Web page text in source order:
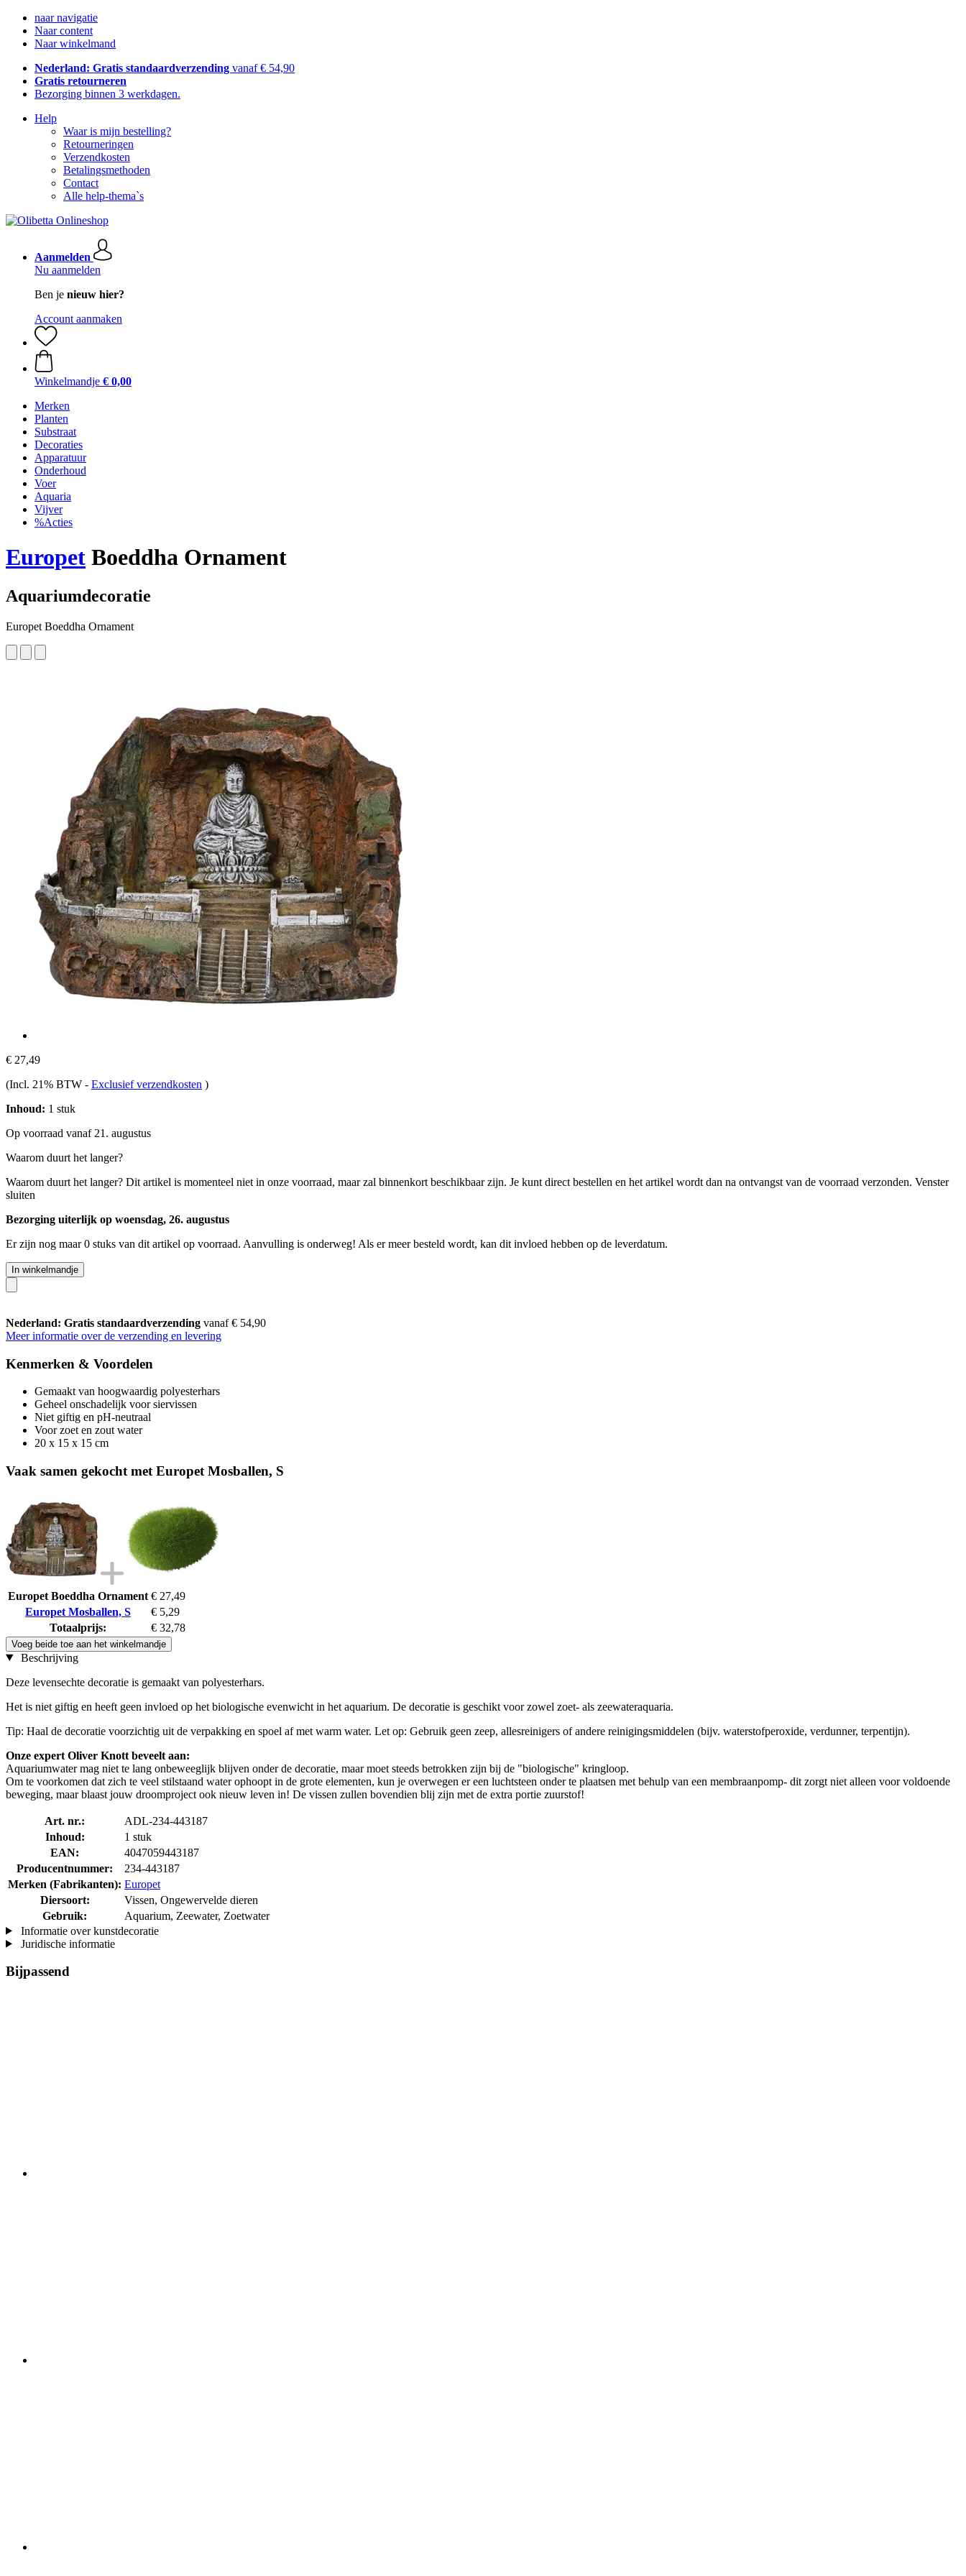
naar navigatie
Naar content
Naar winkelmand
Nederland: Gratis standaardverzending vanaf € 54,90
Gratis retourneren
Bezorging binnen 3 werkdagen.
Help
Waar is mijn bestelling?
Retourneringen
Verzendkosten
Betalingsmethoden
Contact
Alle help-thema`s
Aanmelden
Nu aanmelden
Ben je nieuw hier?
Account aanmaken
Winkelmandje € 0,00
Merken
Planten
Substraat
Decoraties
Apparatuur
Onderhoud
Voer
Aquaria
Vijver
%Acties
Europet Boeddha Ornament
Aquariumdecoratie
Europet Boeddha Ornament
€ 27,49
(Incl. 21% BTW - Exclusief verzendkosten )
Inhoud: 1 stuk
Op voorraad vanaf 21. augustus
Waarom duurt het langer?
Waarom duurt het langer? Dit artikel is momenteel niet in onze voorraad, maar zal binnenkort beschikbaar zijn. Je kunt direct bestellen en het artikel wordt dan na ontvangst van de voorraad verzonden. Venster
sluiten
Bezorging uiterlijk op woensdag, 26. augustus
Er zijn nog maar 0 stuks van dit artikel op voorraad. Aanvulling is onderweg! Als er meer besteld wordt, kan dit invloed hebben op de leverdatum.
In winkelmandje
Nederland: Gratis standaardverzending vanaf € 54,90
Meer informatie over de verzending en levering
Kenmerken & Voordelen
Gemaakt van hoogwaardig polyesterhars
Geheel onschadelijk voor siervissen
Niet giftig en pH-neutraal
Voor zoet en zout water
20 x 15 x 15 cm
Vaak samen gekocht met Europet Mosballen, S
Europet Boeddha Ornament € 27,49
Europet Mosballen, S
€ 5,29
Totaalprijs:
€ 32,78
Voeg beide toe aan het winkelmandje
Beschrijving
Deze levensechte decoratie is gemaakt van polyesterhars.
Het is niet giftig en heeft geen invloed op het biologische evenwicht in het aquarium. De decoratie is geschikt voor zowel zoet- als zeewateraquaria.
Tip: Haal de decoratie voorzichtig uit de verpakking en spoel af met warm water. Let op: Gebruik geen zeep, allesreinigers of andere reinigingsmiddelen (bijv. waterstofperoxide, verdunner, terpentijn).
Onze expert Oliver Knott beveelt aan:
Aquariumwater mag niet te lang onbeweeglijk blijven onder de decoratie, maar moet steeds betrokken zijn bij de "biologische" kringloop.
Om te voorkomen dat zich te veel stilstaand water ophoopt in de grote elementen, kun je overwegen er een luchtsteen onder te plaatsen met behulp van een membraanpomp- dit zorgt niet alleen voor voldoende
beweging, maar blaast jouw droomproject ook nieuw leven in! De vissen zullen bovendien blij zijn met de extra portie zuurstof!
Art. nr.:
ADL-234-443187
Inhoud:
1 stuk
EAN:
4047059443187
Producentnummer:
234-443187
Merken (Fabrikanten): Europet
Diersoort:
Vissen, Ongewervelde dieren
Gebruik:
Aquarium, Zeewater, Zoetwater
Informatie over kunstdecoratie
Juridische informatie
Bijpassend